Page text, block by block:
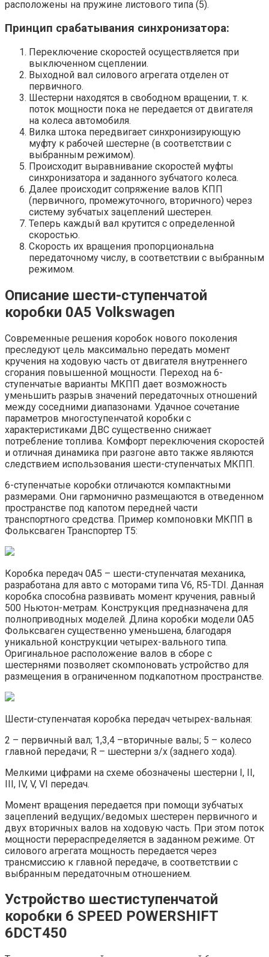
расположены на пружине листового типа (5).
Принцип срабатывания синхронизатора:
Переключение скоростей осуществляется при
выключенном сцеплении.
Выходной вал силового агрегата отделен от
первичного.
Шестерни находятся в свободном вращении, т. к.
поток мощности пока не передается от двигателя
на колеса автомобиля.
Вилка штока передвигает синхронизирующую
муфту к рабочей шестерне (в соответствии с
выбранным режимом).
Происходит выравнивание скоростей муфты
синхронизатора и заданного зубчатого колеса.
Далее происходит сопряжение валов КПП
(первичного, промежуточного, вторичного) через
систему зубчатых зацеплений шестерен.
Теперь каждый вал крутится с определенной
скоростью.
Скорость их вращения пропорциональна
передаточному числу, в соответствии с выбранным
режимом.
Описание шести-ступенчатой
коробки 0А5 Volkswagen
Современные решения коробок нового поколения
преследуют цель максимально передать момент
кручения на ходовую часть от двигателя внутреннего
сгорания повышенной мощности. Переход на 6-
ступенчатые варианты МКПП дает возможность
уменьшить разрыв значений передаточных отношений
между соседними диапазонами. Удачное сочетание
параметров многоступенчатой коробки с
характеристиками ДВС существенно снижает
потребление топлива. Комфорт переключения скоростей
и отличная динамика при разгоне авто также являются
следствием использования шести-ступенчатых МКПП.
6-ступенчатые коробки отличаются компактными
размерами. Они гармонично размещаются в отведенном
пространстве под капотом передней части
транспортного средства. Пример компоновки МКПП в
Фольксваген Транспортер Т5:
Коробка передач 0А5 – шести-ступенчатая механика,
разработана для авто с моторами типа V6, R5-TDI. Данная
коробка способна развивать момент кручения, равный
500 Ньютон-метрам. Конструкция предназначена для
полноприводных моделей. Длина коробки модели 0А5
Фольксваген существенно уменьшена, благодаря
уникальной конструкции четырех-вального типа.
Оригинальное расположение валов в сборе с
шестернями позволяет скомпоновать устройство для
размещения в ограниченном подкапотном пространстве.
Шести-ступенчатая коробка передач четырех-вальная:
2 – первичный вал; 1,3,4 –вторичные валы; 5 – колесо
главной передачи; R – шестерни з/х (заднего хода).
Мелкими цифрами на схеме обозначены шестерни I, II,
III, IV, V, VI передач.
Момент вращения передается при помощи зубчатых
зацеплений ведущих/ведомых шестерен первичного и
двух вторичных валов на ходовую часть. При этом поток
мощности перераспределяется в заданном режиме. От
силового агрегата мощность передается через
трансмиссию к главной передаче, в соответствии с
выбранным передаточным отношением.
Устройство шестиступенчатой
коробки 6 SPEED POWERSHIFT
6DCT450